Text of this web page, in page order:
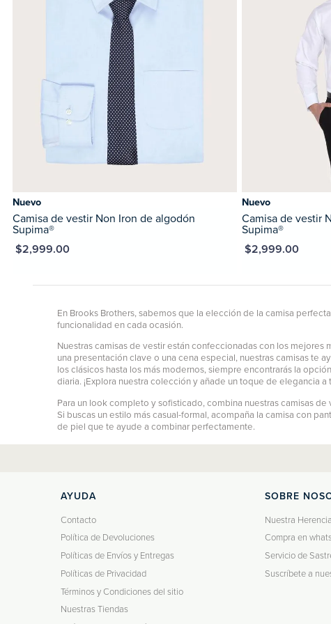
Nuevo
Camisa de vestir Non Iron de algodón
Supima®
$2,999.00
Nuevo
Camisa de vestir
Supima®
MXN $2,999.00
En Brooks Brothers, sabemos que la elección de la camisa
funcionalidad en cada ocasión.
Nuestras camisas de vestir están confeccionadas con los
una presentación clave o una cena especial, nuestras camisas te
los clásicos hasta los más modernos, siempre encontrarás la
diaria. ¡Explora nuestra colección y añade un toque de elegancia a
Para un look completo y sofisticado, combina nuestras camisas
Si buscas un estilo más casual-formal, acompaña la camisa con
de piel que te ayude a combinar perfectamente.
AYUDA
Contacto
Política de Devoluciones
Políticas de Envíos y Entregas
Políticas de Privacidad
Términos y Condiciones del sitio
Nuestras Tiendas
SOBRE
Nuestra Herencia
Compra en
Servicio de
Suscríbete a